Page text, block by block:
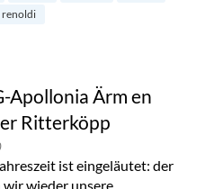
renoldi
Apollonia Ärm en
Ritterköpp
ist eingeläutet: der
wieder unsere